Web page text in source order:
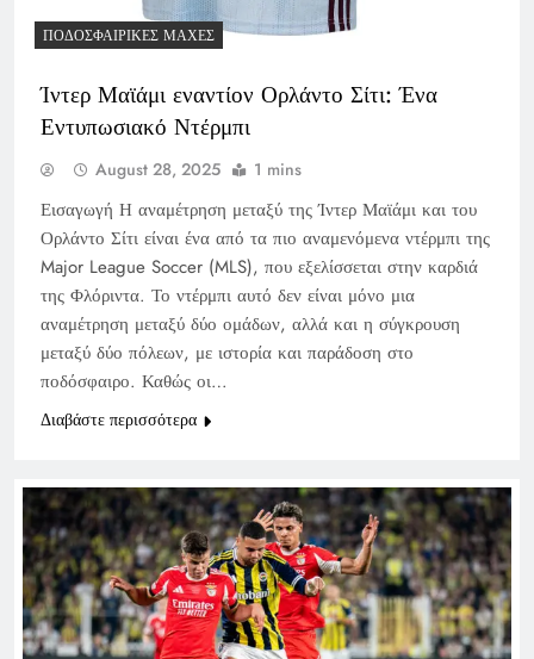
ΠΟΔΟΣΦΑΙΡΙΚΈΣ ΜΆΧΕΣ
Ίντερ Μαϊάμι εναντίον Ορλάντο Σίτι: Ένα
Εντυπωσιακό Ντέρμπι
August 28, 2025 1 mins
Εισαγωγή Η αναμέτρηση μεταξύ της Ίντερ Μαϊάμι και του
Ορλάντο Σίτι είναι ένα από τα πιο αναμενόμενα ντέρμπι της
Major League Soccer (MLS), που εξελίσσεται στην καρδιά
της Φλόριντα. Το ντέρμπι αυτό δεν είναι μόνο μια
αναμέτρηση μεταξύ δύο ομάδων, αλλά και η σύγκρουση
μεταξύ δύο πόλεων, με ιστορία και παράδοση στο
ποδόσφαιρο. Καθώς οι…
Διαβάστε περισσότερα